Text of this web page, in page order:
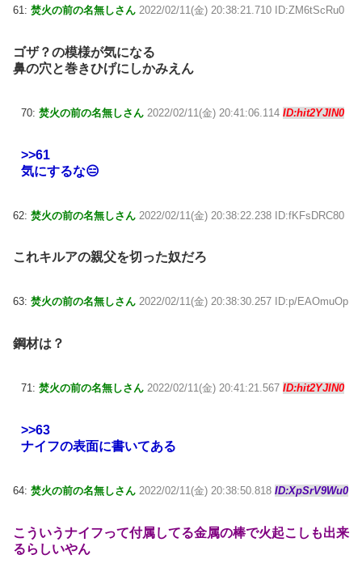
61: 焚火の前の名無しさん 2022/02/11(金) 20:38:21.710 ID:ZM6tScRu0
ゴザ？の模様が気になる
鼻の穴と巻きひげにしかみえん
70: 焚火の前の名無しさん 2022/02/11(金) 20:41:06.114 ID:hit2YJIN0
>>61
気にするな😑
62: 焚火の前の名無しさん 2022/02/11(金) 20:38:22.238 ID:fKFsDRC80
これキルアの親父を切った奴だろ
63: 焚火の前の名無しさん 2022/02/11(金) 20:38:30.257 ID:p/EAOmuOp
鋼材は？
71: 焚火の前の名無しさん 2022/02/11(金) 20:41:21.567 ID:hit2YJIN0
>>63
ナイフの表面に書いてある
64: 焚火の前の名無しさん 2022/02/11(金) 20:38:50.818 ID:XpSrV9Wu0
こういうナイフって付属してる金属の棒で火起こしも出来
るらしいやん